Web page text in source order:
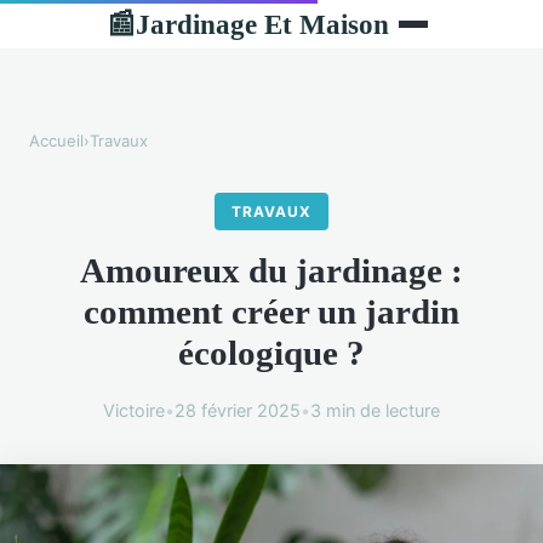
📰Jardinage Et Maison
Accueil›Travaux
TRAVAUX
Amoureux du jardinage :
comment créer un jardin
écologique ?
Victoire•28 février 2025•3 min de lecture